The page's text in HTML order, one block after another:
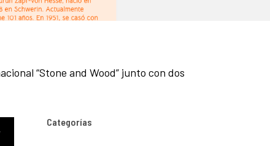
“Stone and Wood” junto con dos
Categorías